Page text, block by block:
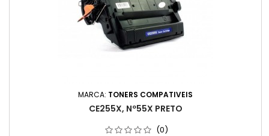
MARCA: TONERS COMPATIVEIS
CE255X, Nº55X PRETO
(0)